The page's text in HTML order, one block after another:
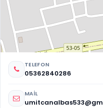
TELEFON
05362840286
MAIL